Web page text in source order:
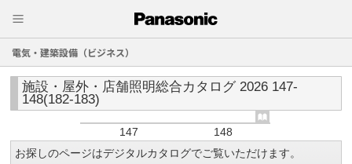
電気・建築設備（ビジネス）
施設・屋外・店舗照明総合カタログ 2026 147-
148(182-183)
147
148
お探しのページはデジタルカタログでご覧いただけます。